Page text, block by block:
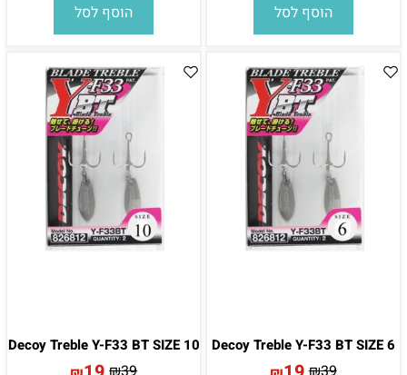
הוסף לסל הוסף לסל
Decoy Treble Y-F33 BT SIZE 6
Decoy Treble Y-F33 BT SIZE 10